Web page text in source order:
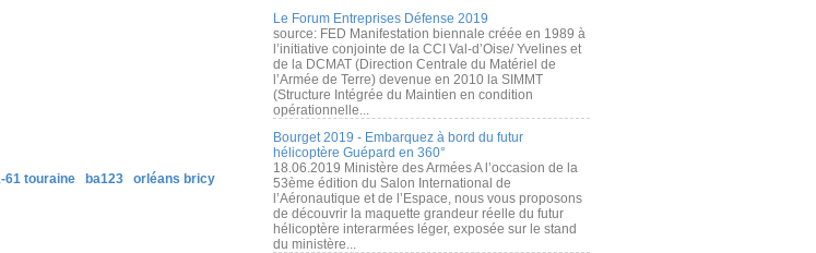
61 touraine ba123
orléans bricy
Le Forum Entreprises Défense 2019
source: FED Manifestation biennale créée en 1989 à
l’initiative conjointe de la CCI Val-d’Oise/ Yvelines et
de la DCMAT (Direction Centrale du Matériel de
l’Armée de Terre) devenue en 2010 la SIMMT
(Structure Intégrée du Maintien en condition
opérationnelle...
Bourget 2019 - Embarquez à bord du futur
hélicoptère Guépard en 360°
18.06.2019 Ministère des Armées A l’occasion de la
53ème édition du Salon International de
l’Aéronautique et de l’Espace, nous vous proposons
de découvrir la maquette grandeur réelle du futur
hélicoptère interarmées léger, exposée sur le stand
du ministère...